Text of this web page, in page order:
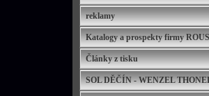
reklamy
Katalogy a prospekty firmy
Články z tisku
SOL DĚČÍN - WENZEL